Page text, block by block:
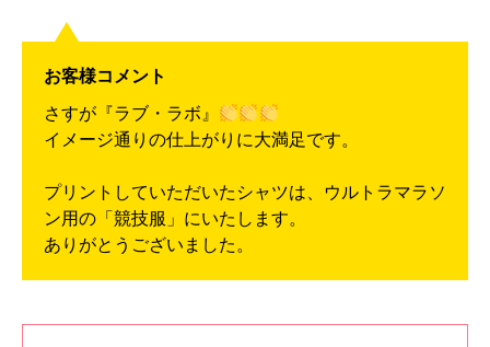
お客様コメント
さすが『ラブ・ラボ』
イメージ通りの仕上がりに大満足です。
プリントしていただいたシャツは、ウルトラマラソ
ン用の「競技服」にいたします。
ありがとうございました。